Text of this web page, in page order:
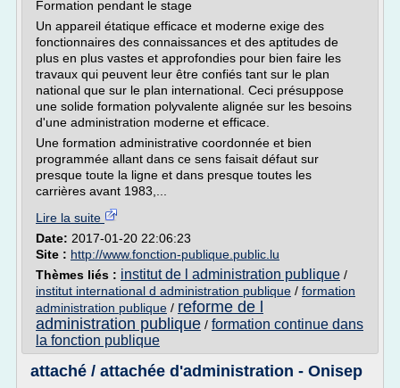
Formation pendant le stage
Un appareil étatique efficace et moderne exige des
fonctionnaires des connaissances et des aptitudes de
plus en plus vastes et approfondies pour bien faire les
travaux qui peuvent leur être confiés tant sur le plan
national que sur le plan international. Ceci présuppose
une solide formation polyvalente alignée sur les besoins
d'une administration moderne et efficace.
Une formation administrative coordonnée et bien
programmée allant dans ce sens faisait défaut sur
presque toute la ligne et dans presque toutes les
carrières avant 1983,...
Lire la suite
Date: 2017-01-20 22:06:23
Site : http://www.fonction-publique.public.lu
Thèmes liés : institut de l administration publique /
institut international d administration publique / formation
administration publique / reforme de l
administration publique / formation continue dans
la fonction publique
attaché / attachée d'administration - Onisep